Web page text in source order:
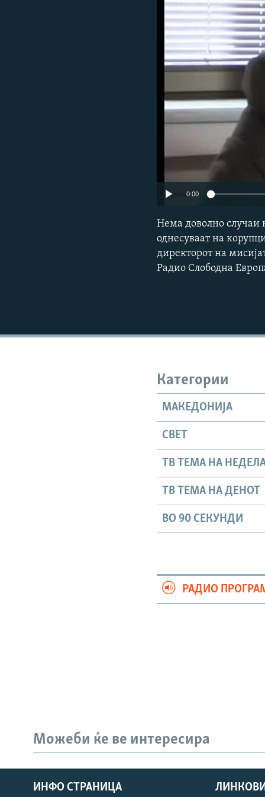
0:00
Нема доволно случаи
однесуваат на
директорот на
Радио Слободна
Категории
МАКЕДОНИЈА
СВЕТ
ТВ ТЕМА НА
ТВ ТЕМА НА ДЕНОТ
ВО 90 СЕКУНДИ
РАДИО
Можеби ќе ве интересира
ИНФО СТРАНИЦА